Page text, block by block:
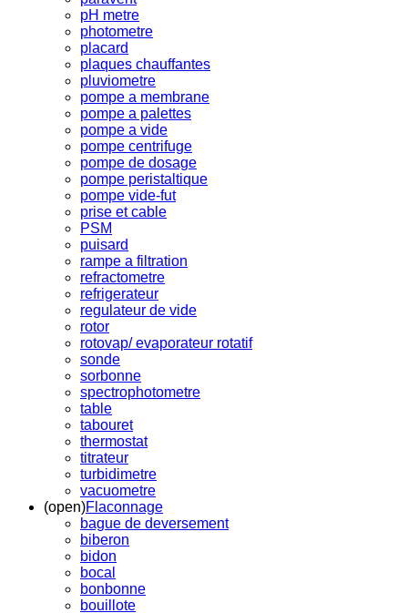
pH metre
photometre
placard
plaques chauffantes
pluviometre
pompe a membrane
pompe a palettes
pompe a vide
pompe centrifuge
pompe de dosage
pompe peristaltique
pompe vide-fut
prise et cable
PSM
puisard
rampe a filtration
refractometre
refrigerateur
regulateur de vide
rotor
rotovap/ evaporateur rotatif
sonde
sorbonne
spectrophotometre
table
tabouret
thermostat
titrateur
turbidimetre
vacuometre
(open)Flaconnage
bague de deversement
biberon
bidon
bocal
bonbonne
bouillote